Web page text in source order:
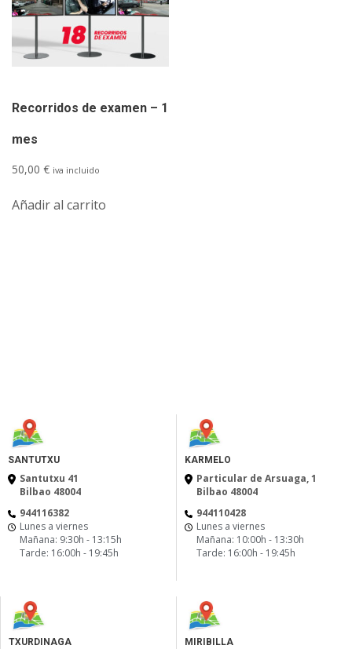
Recorridos de examen – 1
mes
50,00 € iva incluido
Añadir al carrito
SANTUTXU
Santutxu 41
Bilbao 48004
944116382
Lunes a viernes
Mañana: 9:30h - 13:15h
Tarde: 16:00h - 19:45h
KARMELO
Particular de Arsuaga, 1
Bilbao 48004
944110428
Lunes a viernes
Mañana: 10:00h - 13:30h
Tarde: 16:00h - 19:45h
TXURDINAGA MIRIBILLA